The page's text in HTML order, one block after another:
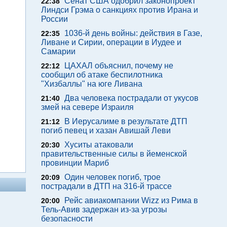
Линдси Грэма о санкциях против Ирана и
России
22:35
1036-й день войны: действия в Газе,
Ливане и Сирии, операции в Иудее и
Самарии
22:12
ЦАХАЛ объяснил, почему не
сообщил об атаке беспилотника
"Хизбаллы" на юге Ливана
21:40 Два человека пострадали от укусов
змей на севере Израиля
21:12
В Иерусалиме в результате ДТП
погиб певец и хазан Авишай Леви
20:30
Хуситы атаковали
правительственные силы в йеменской
провинции Мариб
20:09 Один человек погиб, трое
пострадали в ДТП на 316-й трассе
20:00
Рейс авиакомпании Wizz из Рима в
Тель-Авив задержан из-за угрозы
безопасности